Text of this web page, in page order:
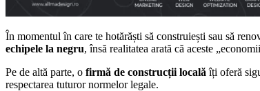
În momentul în care te hotărăști să construiești sau să
echipele la negru, însă realitatea arată că aceste
Pe de altă parte, o firmă de construcții locală îți oferă
respectarea tuturor normelor legale.